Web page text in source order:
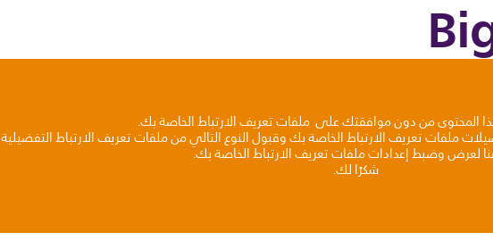
المحتوى من دون موافقتك على ملفات تعريف الارتباط الخاصة بك.
ملفات تعريف الارتباط الخاصة بك وقبول النوع التالي من ملفات تعريف الارتباط التفضيلية
لعرض وضبط إعدادات ملفات تعريف الارتباط الخاصة بك.
شكرًا لك.